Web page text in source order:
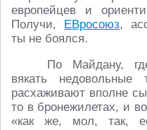
европейцев и
Получи, ЕВросоюз,
ты не боялся.
По Майдану,
вякать
расхаживают вполне
то в бронежилетах, и
«как же, мол, так,